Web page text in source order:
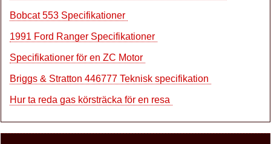
Bobcat 553 Specifikationer
1991 Ford Ranger Specifikationer
Specifikationer för en ZC Motor
Briggs & Stratton 446777 Teknisk specifikation
Hur ta reda gas körsträcka för en resa